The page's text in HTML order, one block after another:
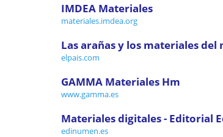
IMDEA Materiales
materiales.imdea.org
Las arañas y los materiales
elpais.com
GAMMA Materiales Hm
www.gamma.es
Materiales digitales - Editorial
edinumen.es